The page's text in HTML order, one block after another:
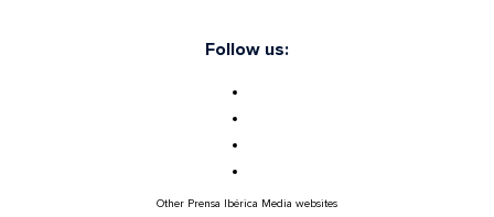
Follow us:
Other Prensa Ibérica Media websites